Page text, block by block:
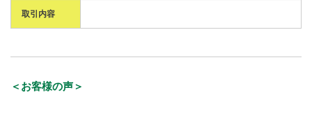
取引内容
＜お客様の声＞